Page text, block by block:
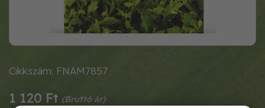
Cikkszám: FNAM7857
1 120 Ft